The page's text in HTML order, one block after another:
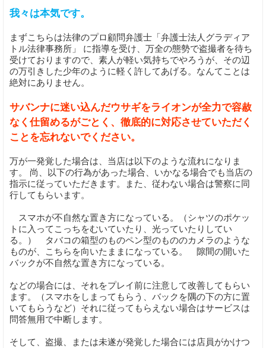
我々は本気です。
まずこちらは法律のプロ顧問弁護士「弁護士法人グラディア
トル法律事務所」 に指導を受け、万全の態勢で盗撮者を待ち
受けておりますので、素人が軽い気持ちでやろうが、その辺
の万引きした少年のように軽く許してあげる。なんてことは
絶対にありません。
サバンナに迷い込んだウサギをライオンが全力で容赦
なく仕留めるがごとく、徹底的に対応させていただく
ことを忘れないでください。
万が一発覚した場合は、当店は以下のような流れになりま
す。 尚、以下の行為があった場合、いかなる場合でも当店の
指示に従っていただきます。また、従わない場合は警察に同
行してもらいます。
スマホが不自然な置き方になっている。（シャツのポケッ
トに入ってこっちをむいていたり、光っていたりしてい
る。） タバコの箱型のものペン型のもののカメラのような
ものが、こちらを向いたままになっている。 隙間の開いた
バックが不自然な置き方になっている。
などの場合には、それをプレイ前に注意して改善してもらい
ます。（スマホをしまってもらう、バックを隅の下の方に置
いてもらうなど）それに従ってもらえない場合はサービスは
問答無用で中断します。
そして、盗撮、または未遂が発覚した場合には店員がかけつ